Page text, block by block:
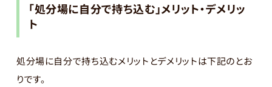
「処分場に自分で持ち込む」メリット・デメリッ
ト
処分場に自分で持ち込むメリットとデメリットは下記のとお
りです。